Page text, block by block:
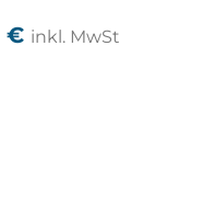
€ inkl. MwSt